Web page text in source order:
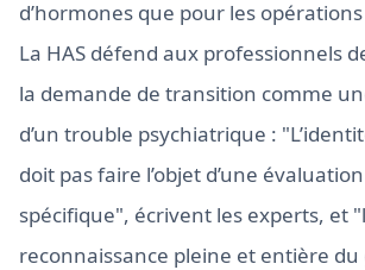
d’hormones que pour les
La HAS défend aux professionnels
la demande de transition comme
d’un trouble psychiatrique :
doit pas faire l’objet d’une
spécifique", écrivent les experts, et
reconnaissance pleine et entière du